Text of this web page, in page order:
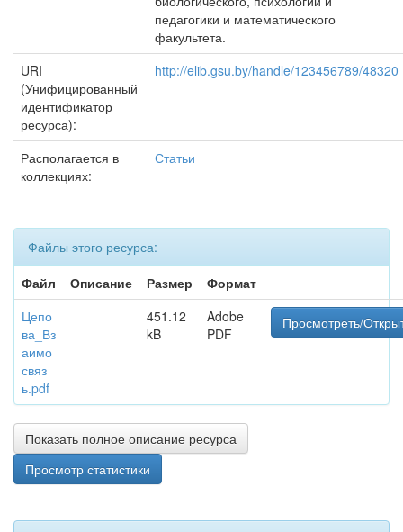
педагогики и математического
факультета.
URI
(Унифицированный
идентификатор
ресурса):
http://elib.gsu.by/handle/123456789/48320
Располагается в
коллекциях:
Статьи
Файлы этого ресурса:
Файл
Описание Размер
Формат
Цепо
ва_Вз
аимо
связ
ь.pdf
451.12
kB
Adobe
PDF
Просмотреть/
Показать полное описание ресурса
Просмотр статистики